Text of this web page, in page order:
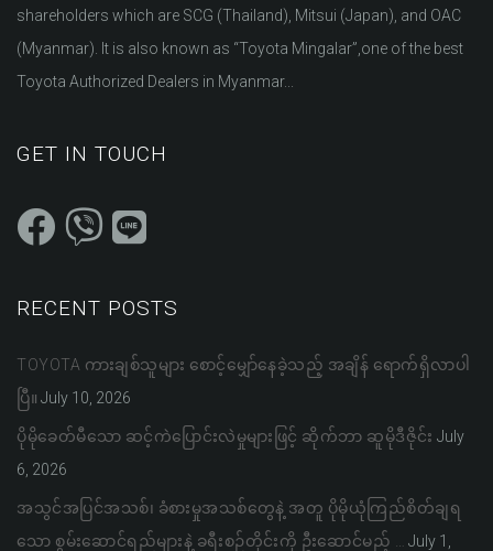
shareholders which are SCG (Thailand), Mitsui (Japan), and OAC
(Myanmar). It is also known as “Toyota Mingalar”,one of the best
Toyota Authorized Dealers in Myanmar...
GET IN TOUCH
RECENT POSTS
TOYOTA ကားချစ်သူများ စောင့်မျှော်နေခဲ့သည့် အချိန် ရောက်ရှိလာပါ
ပြီ။ July 10, 2026
ပိုမိုခေတ်မီသော ဆင့်ကဲပြောင်းလဲမှုများဖြင့် ဆိုက်ဘာ ဆူမိုဒီဇိုင်း July
6, 2026
အသွင်အပြင်အသစ်၊ ခံစားမှုအသစ်တွေနဲ့ အတူ ပိုမိုယုံကြည်စိတ်ချရ
သော စွမ်းဆောင်ရည်များနဲ့ ခရီးစဉ်တိုင်းကို ဦးဆောင်မည့် … July 1,